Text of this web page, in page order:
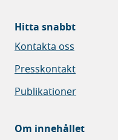
Hitta snabbt
Kontakta oss
Presskontakt
Publikationer
Om innehållet